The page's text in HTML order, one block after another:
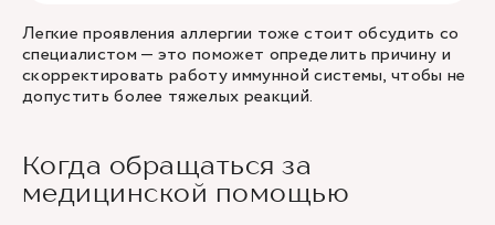
Легкие проявления аллергии тоже стоит обсудить со
специалистом — это поможет определить причину и
скорректировать работу иммунной системы, чтобы не
допустить более тяжелых реакций.
Когда обращаться за
медицинской помощью